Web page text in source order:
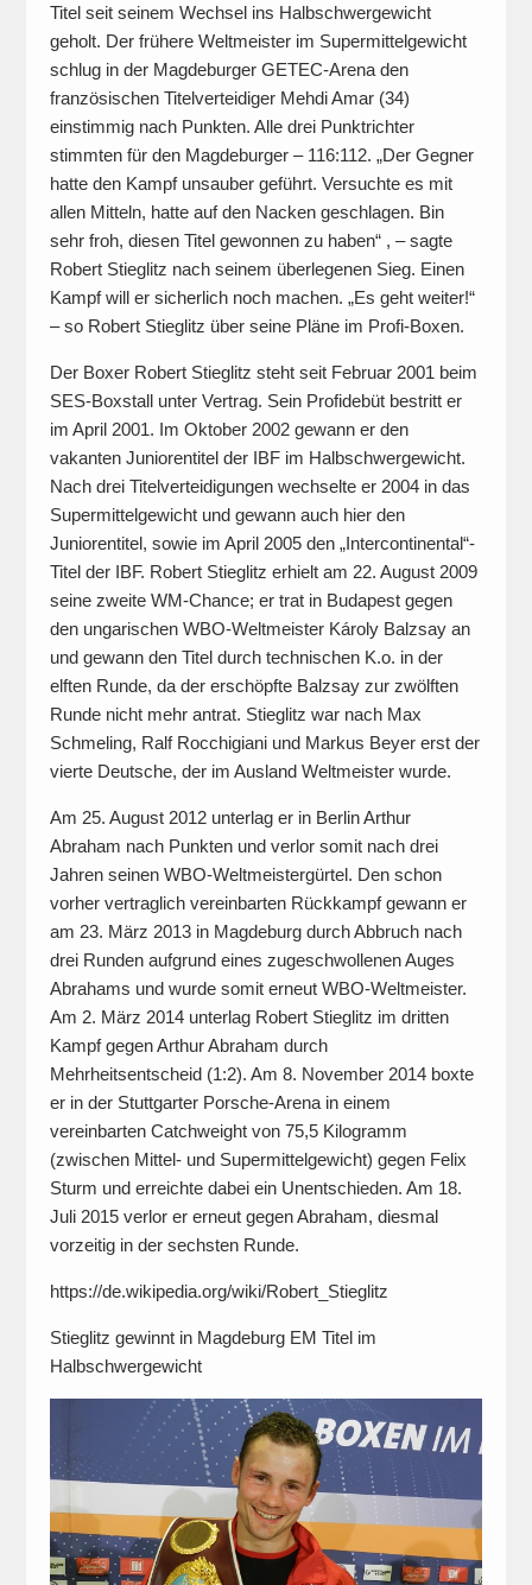
Titel seit seinem Wechsel ins Halbschwergewicht
geholt. Der frühere Weltmeister im Supermittelgewicht
schlug in der Magdeburger GETEC-Arena den
französischen Titelverteidiger Mehdi Amar (34)
einstimmig nach Punkten. Alle drei Punktrichter
stimmten für den Magdeburger – 116:112. „Der Gegner
hatte den Kampf unsauber geführt. Versuchte es mit
allen Mitteln, hatte auf den Nacken geschlagen. Bin
sehr froh, diesen Titel gewonnen zu haben“ , – sagte
Robert Stieglitz nach seinem überlegenen Sieg. Einen
Kampf will er sicherlich noch machen. „Es geht weiter!“
– so Robert Stieglitz über seine Pläne im Profi-Boxen.
Der Boxer Robert Stieglitz steht seit Februar 2001 beim
SES-Boxstall unter Vertrag. Sein Profidebüt bestritt er
im April 2001. Im Oktober 2002 gewann er den
vakanten Juniorentitel der IBF im Halbschwergewicht.
Nach drei Titelverteidigungen wechselte er 2004 in das
Supermittelgewicht und gewann auch hier den
Juniorentitel, sowie im April 2005 den „Intercontinental“-
Titel der IBF. Robert Stieglitz erhielt am 22. August 2009
seine zweite WM-Chance; er trat in Budapest gegen
den ungarischen WBO-Weltmeister Károly Balzsay an
und gewann den Titel durch technischen K.o. in der
elften Runde, da der erschöpfte Balzsay zur zwölften
Runde nicht mehr antrat. Stieglitz war nach Max
Schmeling, Ralf Rocchigiani und Markus Beyer erst der
vierte Deutsche, der im Ausland Weltmeister wurde.
Am 25. August 2012 unterlag er in Berlin Arthur
Abraham nach Punkten und verlor somit nach drei
Jahren seinen WBO-Weltmeistergürtel. Den schon
vorher vertraglich vereinbarten Rückkampf gewann er
am 23. März 2013 in Magdeburg durch Abbruch nach
drei Runden aufgrund eines zugeschwollenen Auges
Abrahams und wurde somit erneut WBO-Weltmeister.
Am 2. März 2014 unterlag Robert Stieglitz im dritten
Kampf gegen Arthur Abraham durch
Mehrheitsentscheid (1:2). Am 8. November 2014 boxte
er in der Stuttgarter Porsche-Arena in einem
vereinbarten Catchweight von 75,5 Kilogramm
(zwischen Mittel- und Supermittelgewicht) gegen Felix
Sturm und erreichte dabei ein Unentschieden. Am 18.
Juli 2015 verlor er erneut gegen Abraham, diesmal
vorzeitig in der sechsten Runde.
https://de.wikipedia.org/wiki/Robert_Stieglitz
Stieglitz gewinnt in Magdeburg EM Titel im
Halbschwergewicht